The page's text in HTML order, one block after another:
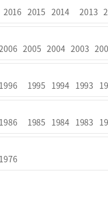
2016 2015 2014 2013
2005 2004 2003
1996 1995 1994 1993
1986 1985 1984 1983
1976